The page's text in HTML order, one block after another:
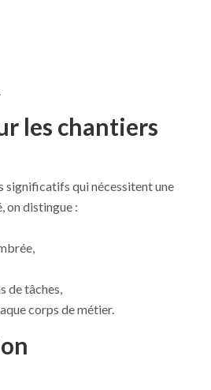
les chantiers
significatifs qui nécessitent une
on distingue :
de tâches,
corps de métier.